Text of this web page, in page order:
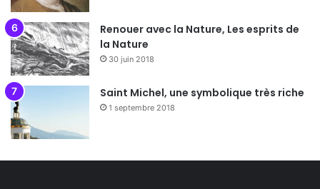
Renouer avec la Nature, Les esprits de
la Nature
30 juin 2018
Saint Michel, une symbolique très riche
1 septembre 2018